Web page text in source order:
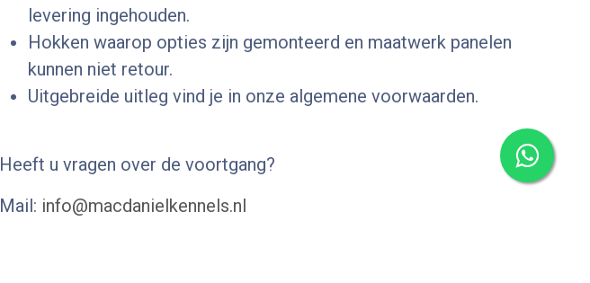
levering ingehouden.
Hokken waarop opties zijn gemonteerd en maatwerk panelen
kunnen niet retour.
Uitgebreide uitleg vind je in onze algemene voorwaarden.
Heeft u vragen over de voortgang?
Mail: info@macdanielkennels.nl